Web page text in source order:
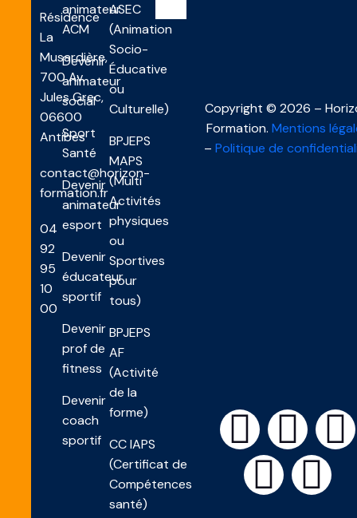
Résidence
La
Musardière,
700 Av.
Jules Grec,
06600
Antibes
contact@horizon-
formation.fr
04
92
95
10
00
animateur
ACM
Devenir
animateur
social
Sport
Santé
Devenir
animateur
esport
Devenir
éducateur
sportif
Devenir
prof de
fitness
Devenir
coach
sportif
ASEC
(Animation
Socio-
Éducative
ou
Culturelle)
BPJEPS
MAPS
(Multi
Activités
physiques
ou
Sportives
pour
tous)
BPJEPS
AF
(Activité
de la
forme)
CC IAPS
(Certificat de
Compétences
santé)
Copyright © 2026 –
Formation. Mentions
– Politique de